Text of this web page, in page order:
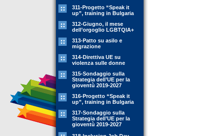
311-Progetto “Speak it
up”, training in Bulgaria
312-Giugno, il mese
dell’orgoglio LGBTQIA+
313-Patto su asilo e
migrazione
314-Direttiva UE su
violenza sulle donne
315-Sondaggio sulla
Strategia dell’UE per la
gioventù 2019-2027
316-Progetto “Speak it
up”, training in Bulgaria
317-Sondaggio sulla
Strategia dell’UE per la
gioventù 2019-2027